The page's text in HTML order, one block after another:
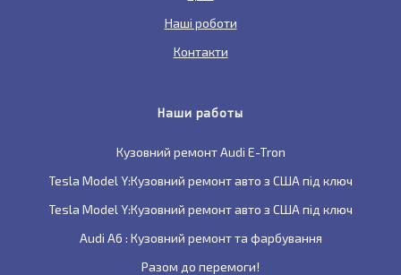
Наші роботи
Контакти
Наши работы
Кузовний ремонт Audi E-Tron
Tesla Model Y:Кузовний ремонт авто з США під ключ
Tesla Model Y:Кузовний ремонт авто з США під ключ
Audi A6 : Кузовний ремонт та фарбування
Разом до перемоги!